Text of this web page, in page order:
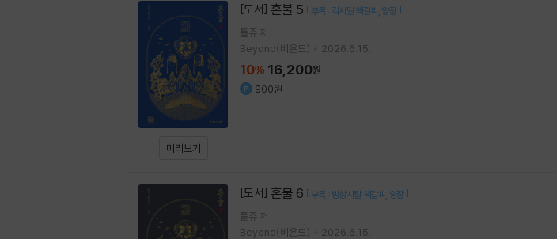
미리보기
[도서] 혼불 5 [ 부록 : 각시탈 책갈피 양장 ]
톨쥬 저
Beyond(비욘드)
2026.6.15.
10% 16,200원
900원
[도서] 혼불 6 [ 부록 : 방상시탈 책갈피 양장 ]
톨쥬 저
Beyond(비욘드)
2026.6.15.